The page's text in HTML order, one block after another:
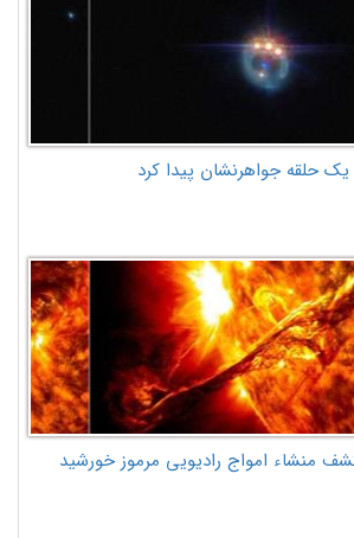
حلقه جواهرنشان پیدا کرد
منشاء امواج رادیویی مرموز خورشید